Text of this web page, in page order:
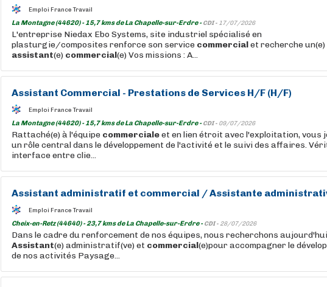
Emploi France Travail
La Montagne (44620) - 15,7 kms de La Chapelle-sur-Erdre -CDI - 17/07/2026
L'entreprise Niedax Ebo Systems, site industriel spécialisé en
plasturgie/composites renforce son service commercialet recherche un(e)
assistant(e) commercial(e) Vos missions : A...
Assistant Commercial - Prestations de Services H/F (H/F)
Emploi France Travail
La Montagne (44620) - 15,7 kms de La Chapelle-sur-Erdre -CDI - 09/07/2026
Rattaché(e) à l'équipe commercialeet en lien étroit avec l'exploitation, vous
un rôle central dans le développement de l'activité et le suivi des affaires.
interface entre clie...
Assistant administratif et commercial /Assistante
Emploi France Travail
Cheix-en-Retz (44640) - 23,7 kms de La Chapelle-sur-Erdre -CDI - 28/07/2026
Dans le cadre du renforcement de nos équipes, nous recherchons
Assistant(e) administratif(ve) et commercial(e)pour accompagner le
de nos activités Paysage...